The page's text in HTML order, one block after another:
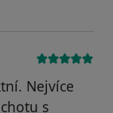
Nejvíce
s